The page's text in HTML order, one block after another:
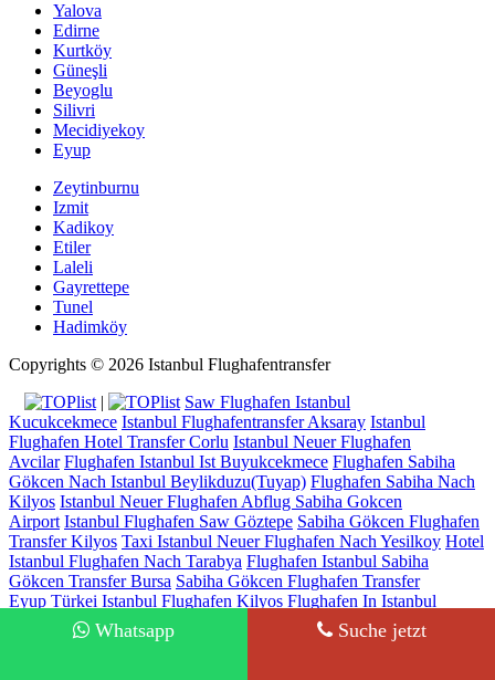
Yalova
Edirne
Kurtköy
Güneşli
Beyoglu
Silivri
Mecidiyekoy
Eyup
Zeytinburnu
Izmit
Kadikoy
Etiler
Laleli
Gayrettepe
Tunel
Hadimköy
Whatsapp Suche jetzt
Copyrights © 2026 Istanbul Flughafentransfer
|
Saw Flughafen Istanbul
Kucukcekmece Istanbul Flughafentransfer Aksaray Istanbul
Flughafen Hotel Transfer Corlu Istanbul Neuer Flughafen
Avcilar Flughafen Istanbul Ist Buyukcekmece Flughafen Sabiha
Gökcen Nach Istanbul Beylikduzu(Tuyap) Flughafen Sabiha Nach
Kilyos Istanbul Neuer Flughafen Abflug Sabiha Gokcen
Airport Istanbul Flughafen Saw Göztepe Sabiha Gökcen Flughafen
Transfer Kilyos Taxi Istanbul Neuer Flughafen Nach Yesilkoy Hotel
Istanbul Flughafen Nach Tarabya Flughafen Istanbul Sabiha
Gökcen Transfer Bursa Sabiha Gökcen Flughafen Transfer
Eyup Türkei Istanbul Flughafen Kilyos Flughafen In Istanbul
Türkei Istanbul Flughafen Bahcelievler
Flughafen Istanbul Ist
Hadimköy